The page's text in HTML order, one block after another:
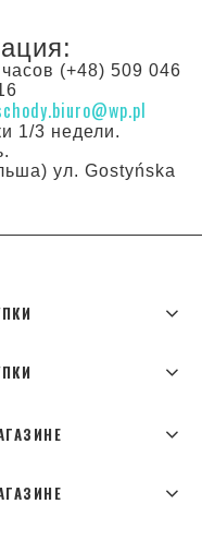
(+48) 509 046
1/3 недели.
ул. Gostyńska